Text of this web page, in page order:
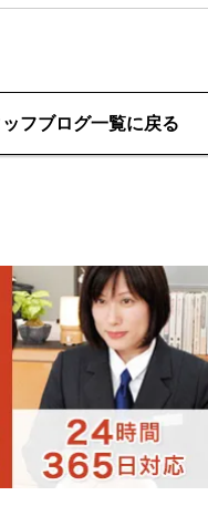
ッフブログ一覧に戻る